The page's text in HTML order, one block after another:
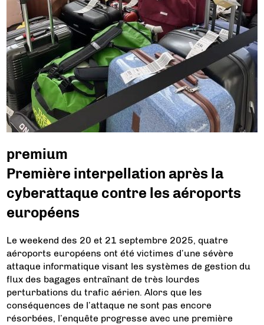
premium
Première interpellation après la
cyberattaque contre les aéroports
européens
Le weekend des 20 et 21 septembre 2025, quatre
aéroports européens ont été victimes d’une sévère
attaque informatique visant les systèmes de gestion du
flux des bagages entraînant de très lourdes
perturbations du trafic aérien. Alors que les
conséquences de l’attaque ne sont pas encore
résorbées, l’enquête progresse avec une première